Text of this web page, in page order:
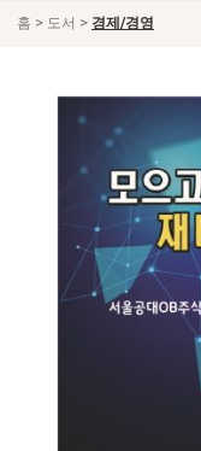
홈 > 도서 > 경제/경영